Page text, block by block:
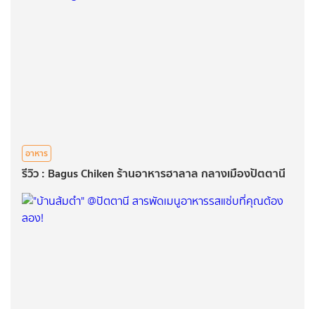
อาหาร
รีวิว : Bagus Chiken ร้านอาหารฮาลาล กลางเมืองปัตตานี